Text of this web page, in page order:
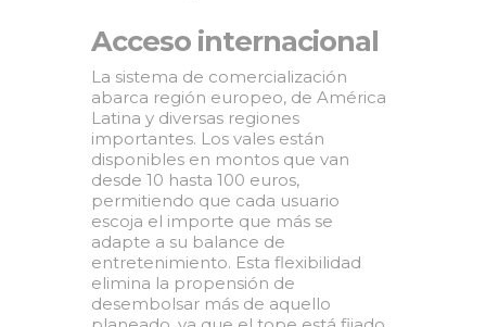
Acceso internacional
La sistema de comercialización
abarca región europeo, de América
Latina y diversas regiones
importantes. Los vales están
disponibles en montos que van
desde 10 hasta 100 euros,
permitiendo que cada usuario
escoja el importe que más se
adapte a su balance de
entretenimiento. Esta flexibilidad
elimina la propensión de
desembolsar más de aquello